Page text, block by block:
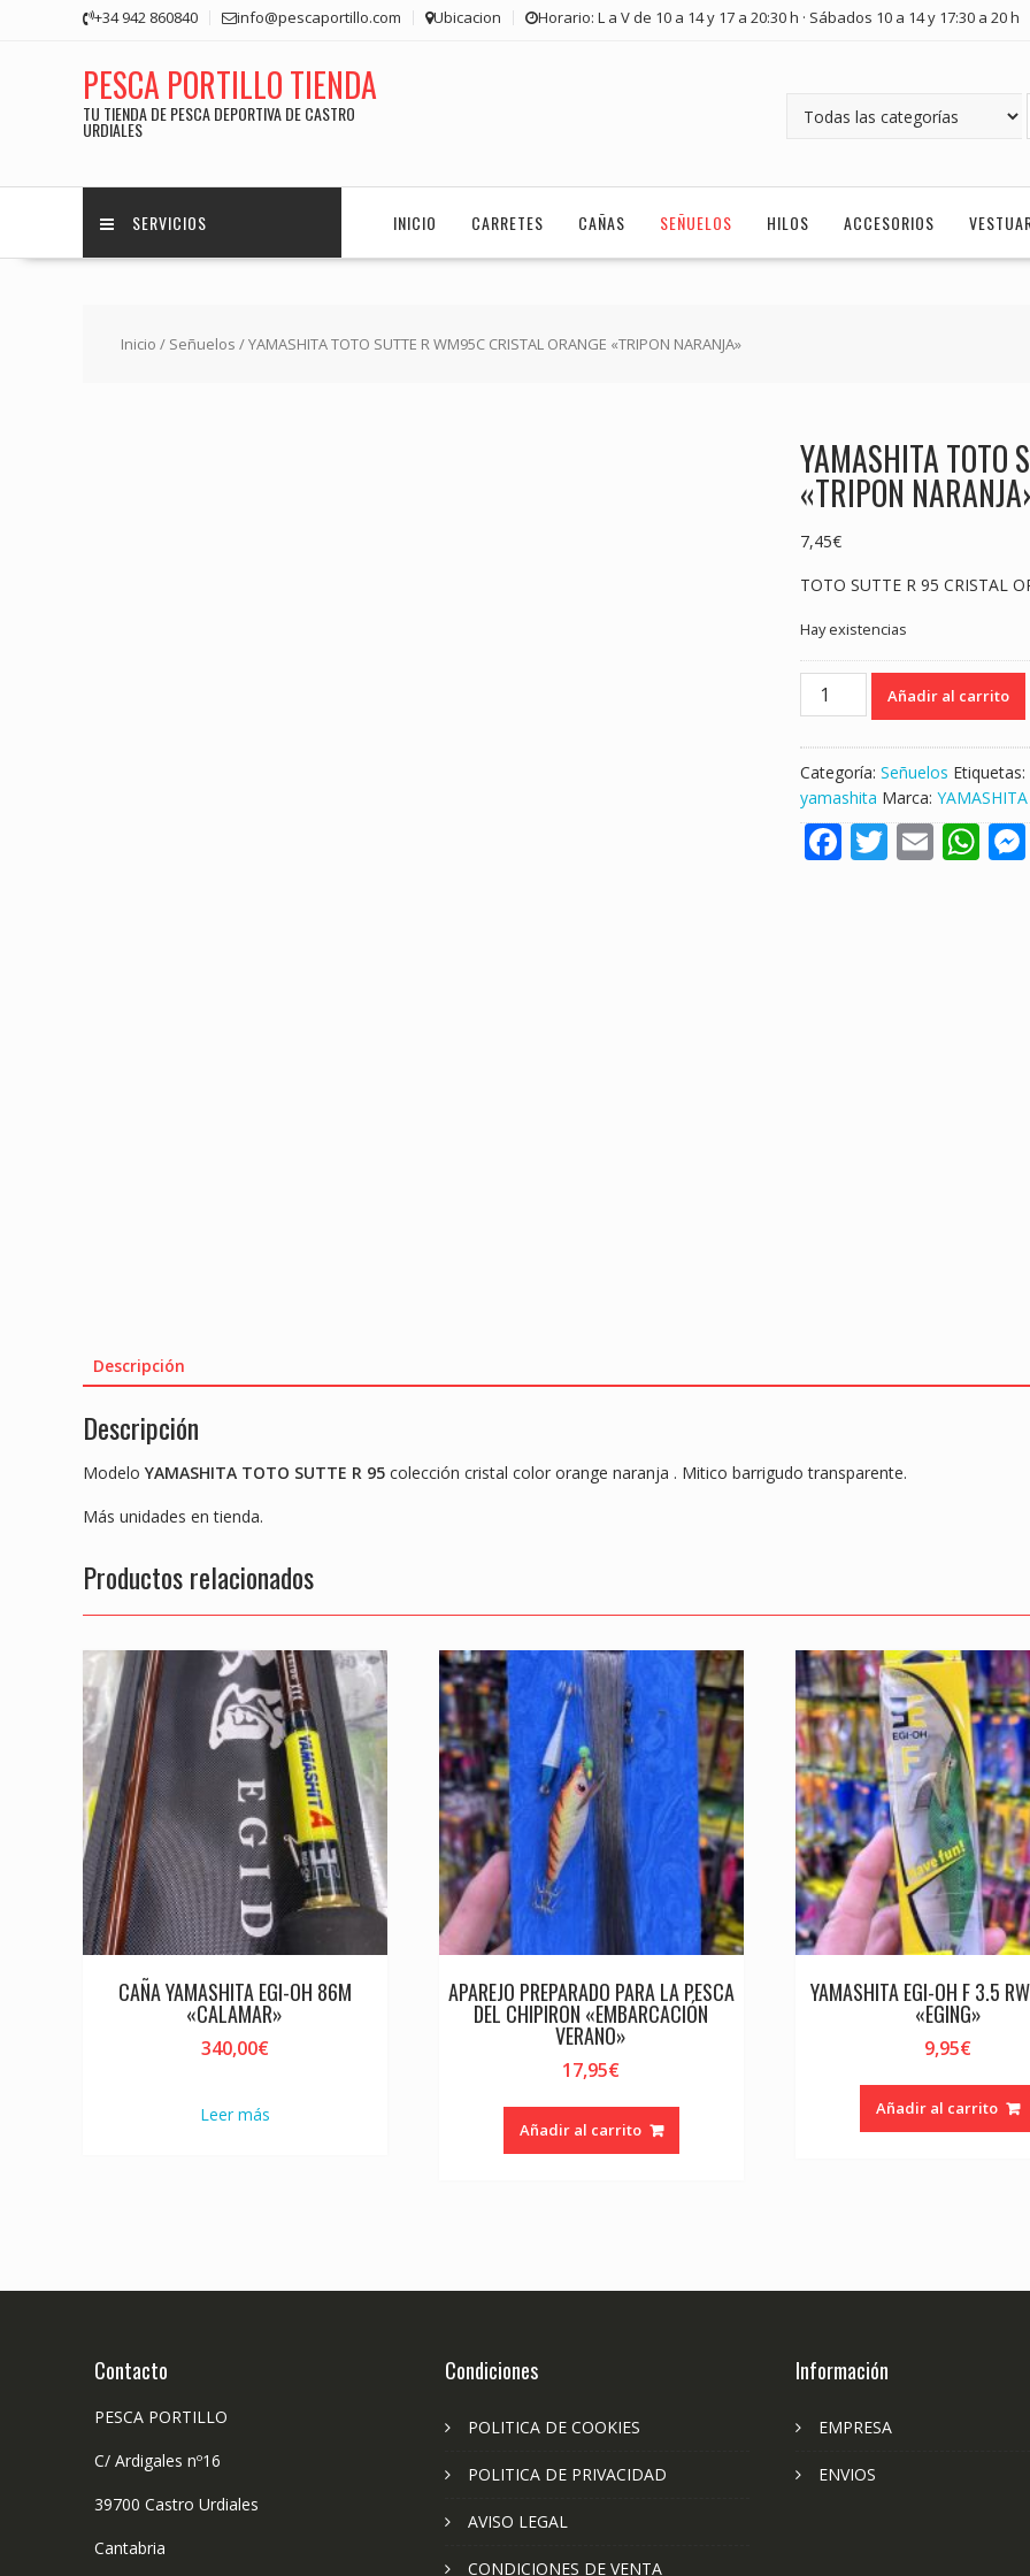
+34 942 860840 info@pescaportillo.com Ubicacion Horario: L a V de 10 a 14 y 17 a 20:30 h · Sábados 10 a 14 y 17:30 a 20 h
PESCA PORTILLO TIENDA
TU TIENDA DE PESCA DEPORTIVA DE CASTRO
URDIALES
SERVICIOS INICIO CARRETES CAÑAS SEÑUELOS HILOS ACCESORIOS
Inicio / Señuelos / YAMASHITA TOTO SUTTE R WM95C CRISTAL ORANGE «TRIPON NARANJA»
YAMASHITA TOTO
«TRIPON
7,45€
TOTO SUTTE R 95 CRISTAL
Hay existencias
YAMASHITA
TOTO
WM95C
CRISTAL
ORANGE
"TRIPON
Añadir al carrito
Categoría: Señuelos Etiquetas:
yamashita Marca: YAMASHITA
F T E W
Descripción
Descripción
Modelo YAMASHITA TOTO SUTTE R 95 colección cristal color orange naranja . Mitico barrigudo transparente.
Más unidades en tienda.
Productos relacionados
CAÑA YAMASHITA EGI-OH 86M
«CALAMAR»
340,00€
Leer más
APAREJO PREPARADO PARA LA PESCA
DEL CHIPIRON «EMBARCACIÓN
VERANO»
17,95€
Añadir al carrito
YAMASHITA EGI-OH F 3.5
«EGING»
9,95€
Añadir al carrito
Contacto
PESCA PORTILLO
C/ Ardigales nº16
39700 Castro Urdiales
Cantabria
Condiciones
POLITICA DE COOKIES
POLITICA DE PRIVACIDAD
AVISO LEGAL
CONDICIONES DE VENTA
Información
EMPRESA
ENVIOS